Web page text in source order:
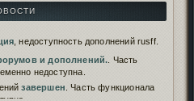
, недоступность дополнений rusff.
и дополнений. . Часть
недоступна.
завершен . Часть функционала